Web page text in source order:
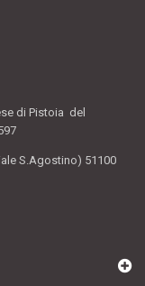
di Pistoia del
S.Agostino) 51100